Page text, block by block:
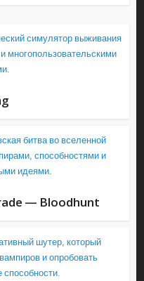
симулятор выживания
многопользовательскими
битва во вселенной
способностями и
идеями.
— Bloodhunt
шутер, который
и опробовать
способности.